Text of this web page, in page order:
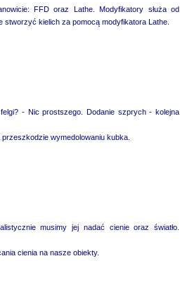
FFD oraz Lathe. Modyfikatory służa od
kielich za pomocą modyfikatora Lathe.
- Nic prostszego. Dodanie szprych - kolejna
wymedolowaniu kubka.
musimy jej nadać cienie oraz światło.
cienia na nasze obiekty.